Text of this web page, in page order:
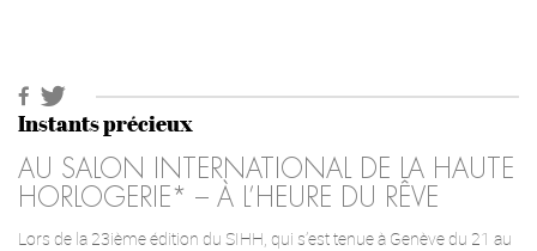
Instants précieux
AU SALON INTERNATIONAL DE LA HAUTE
HORLOGERIE* – À L’HEURE DU RÊVE
Lors de la 23ième édition du SIHH, qui s’est tenue à Genève du 21 au